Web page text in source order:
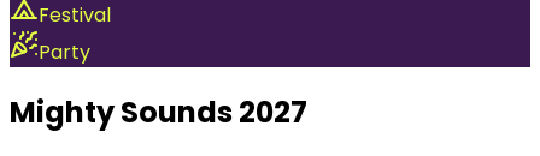
Festival
Party
Mighty Sounds 2027